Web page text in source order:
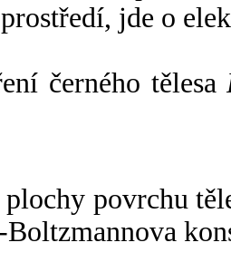
jde o
černého tělesa
plochy povrchu